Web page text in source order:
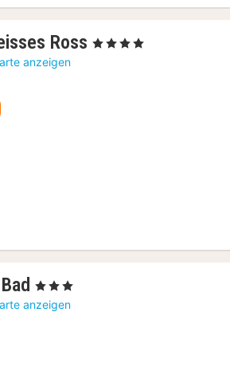
Ross 1
, 4 Sterne
anzeigen
1
Nacht
, 3 Sterne
anzeigen